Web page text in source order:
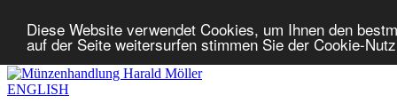
Diese Website verwendet Cookies, um Ihnen den
auf der Seite weitersurfen stimmen Sie der Cookie-
ENGLISH